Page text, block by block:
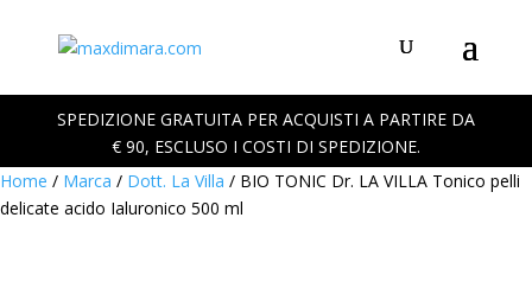
SPEDIZIONE GRATUITA PER ACQUISTI A PARTIRE DA
€ 90, ESCLUSO I COSTI DI SPEDIZIONE.
Home / Marca / Dott. La Villa / BIO TONIC Dr. LA VILLA Tonico pelli
delicate acido Ialuronico 500 ml